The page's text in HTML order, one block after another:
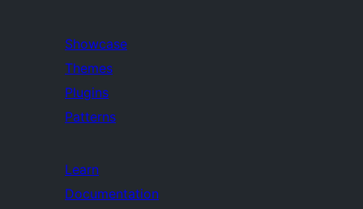
Showcase
Themes
Plugins
Patterns
Learn
Documentation